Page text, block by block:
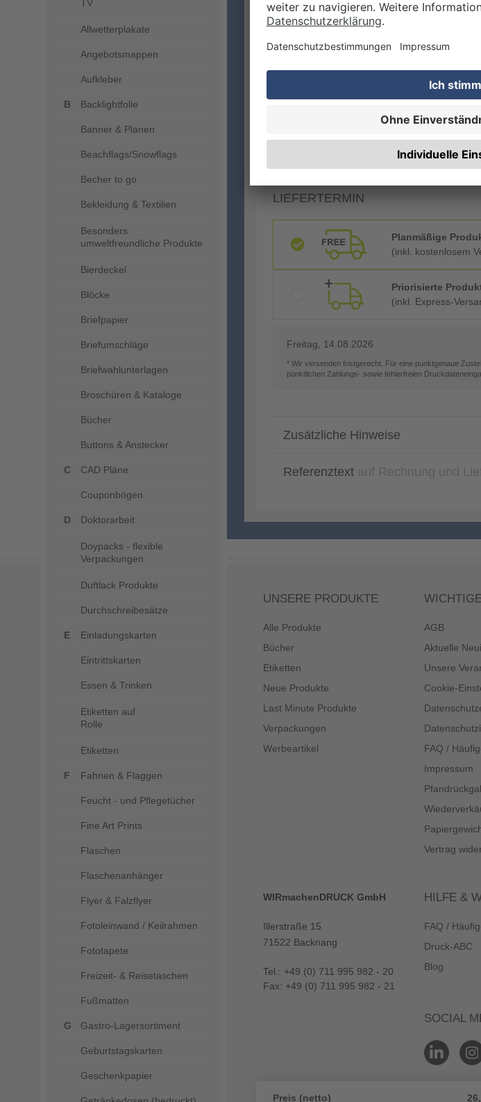
TV
Allwetterplakate
Angebotsmappen
Aufkleber
Backlightfolie
Banner & Planen
Beachflags/Snowflags
Becher to go
Bekleidung & Textilien
Besonders
umweltfreundliche Produkte
Bierdeckel
Blöcke
Briefpapier
Briefumschläge
Briefwahlunterlagen
Broschüren & Kataloge
Bücher
Buttons & Anstecker
CAD Pläne
Couponbögen
Doktorarbeit
Doypacks - flexible
Verpackungen
Duftlack Produkte
Durchschreibesätze
Einladungskarten
Eintrittskarten
Essen & Trinken
Etiketten auf
Rolle
Etiketten
Fahnen & Flaggen
Feucht - und Pflegetücher
Fine Art Prints
Flaschen
Flaschenanhänger
Flyer & Falzflyer
Fotoleinwand / Keilrahmen
Fototapete
Freizeit- & Reisetaschen
Fußmatten
Gastro-Lagersortiment
Geburtstagskarten
Geschenkpapier
VERARBEITUNG & VEREDELUNG
Abheftlochung (2 Loch)
LIEFERTERMIN
Planmäßige
(inkl. kostenlosem
Priorisierte
(inkl. Express-
Freitag, 14.08.2026
* Wir versenden fristgerecht. Für eine punktgenaue
pünktlichen Zahlungs- sowie fehlerfreien
Zusätzliche Hinweise
Referenztext
Preis (netto)
UNSERE PRODUKTE
Alle Produkte
Bücher
Etiketten
Neue Produkte
Last Minute Produkte
Verpackungen
Werbeartikel
AGB
Aktuelle
Unsere
Cookie-
FAQ /
Impressum
Vertrag
WIRmachenDRUCK GmbH
Illerstraße 15
71522 Backnang
Tel.: +49 (0) 711 995 982 - 20
Fax: +49 (0) 711 995 982 - 21
HILFE &
FAQ /
Druck-ABC
Blog
SOCIAL